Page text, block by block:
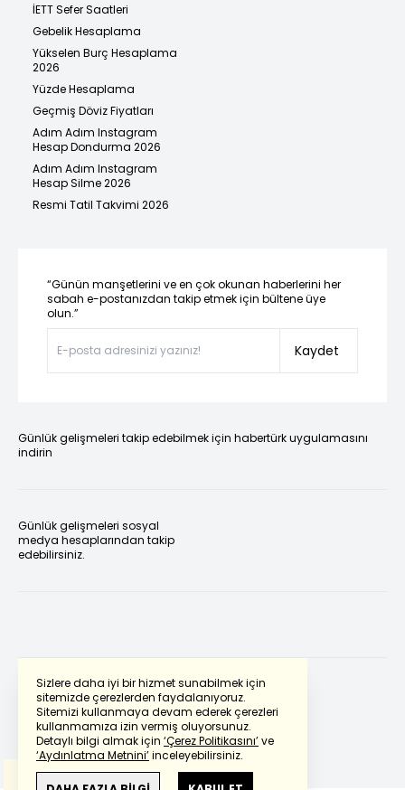
Sizlere daha iyi bir hizmet sunabilmek için
sitemizde çerezlerden faydalanıyoruz.
Sitemizi kullanmaya devam ederek çerezleri
kullanmamıza izin vermiş oluyorsunuz.
Detaylı bilgi almak için ‘Çerez Politikasını’ve
‘Aydınlatma Metnini’inceleyebilirsiniz.
İETT Sefer Saatleri
Gebelik Hesaplama
Yükselen Burç Hesaplama
2026
Yüzde Hesaplama
Geçmiş Döviz Fiyatları
Adım Adım Instagram
Hesap Dondurma 2026
Adım Adım Instagram
Hesap Silme 2026
Resmi Tatil Takvimi 2026
“Günün manşetlerini ve en çok okunan haberlerini her
sabah e-postanızdan takip etmek için bültene üye
olun.”
Kaydet
Günlük gelişmeleri takip edebilmek için habertürk uygulamasını
indirin
Günlük gelişmeleri sosyal
medya hesaplarından takip
edebilirsiniz.
Powered by Translate
Bu çevirideGoogle Transletekullanılmıştır.